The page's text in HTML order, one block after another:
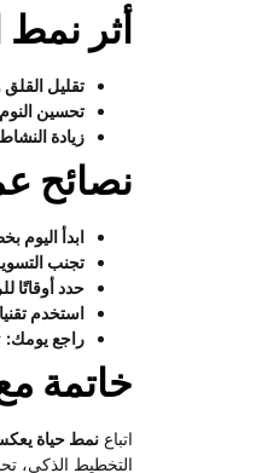
أثر
تقليل القلق
تحسين
زيادة
نصائح
ابدأ اليوم
تجنب
حدد أوقاتًا
استخدم
راجع يومك:
خاتمة
اتباع نمط حياة
التخطيط الذكي،